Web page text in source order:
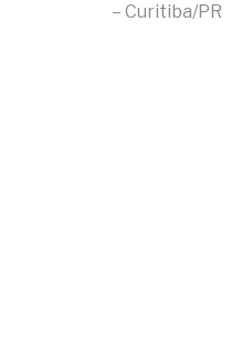
– Curitiba/PR